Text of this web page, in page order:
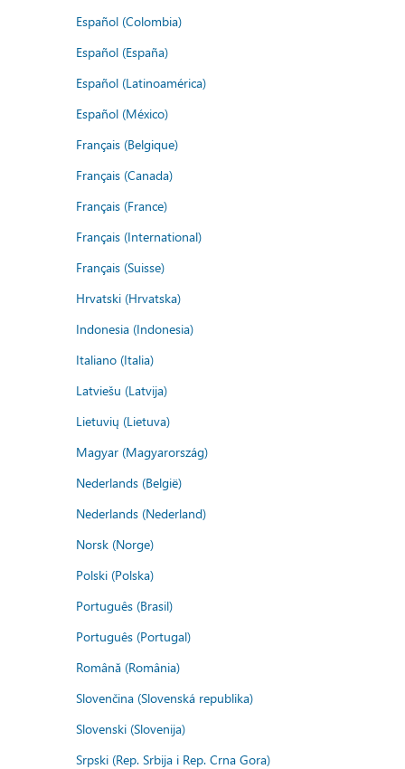
Español (Colombia)
Español (España)
Español (Latinoamérica)
Español (México)
Français (Belgique)
Français (Canada)
Français (France)
Français (International)
Français (Suisse)
Hrvatski (Hrvatska)
Indonesia (Indonesia)
Italiano (Italia)
Latviešu (Latvija)
Lietuvių (Lietuva)
Magyar (Magyarország)
Nederlands (België)
Nederlands (Nederland)
Norsk (Norge)
Polski (Polska)
Português (Brasil)
Português (Portugal)
Română (România)
Slovenčina (Slovenská republika)
Slovenski (Slovenija)
Srpski (Rep. Srbija i Rep. Crna Gora)